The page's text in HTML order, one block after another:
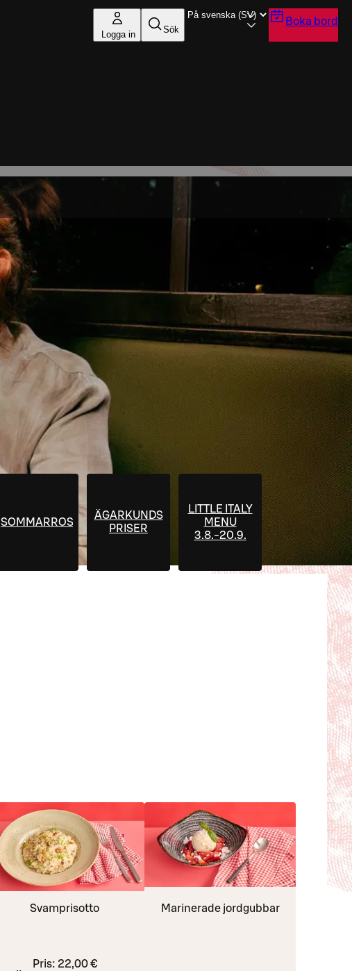
Logga in Sök
Boka bord
SOMMARROSÉ
ÄGARKUNDS
PRISER
LITTLE ITALY
MENU
3.8.-20.9.
Svamprisotto
Pris: 22,00 €
Marinerade jordgubbar